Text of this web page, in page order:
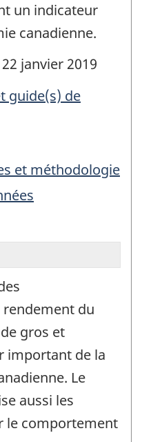
un indicateur
canadienne.
janvier 2019
guide(s) de
et méthodologie
du
gros et
important de la
Le
aussi les
le comportement